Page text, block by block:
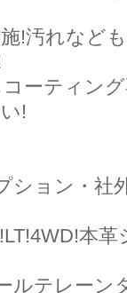
!汚れなど
ーティン
!
ション・社
本
ルテレーン